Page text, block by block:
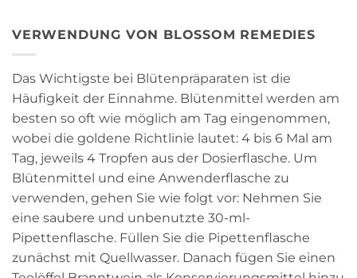
VERWENDUNG VON BLOSSOM REMEDIES
Das Wichtigste bei Blütenpräparaten ist die
Häufigkeit der Einnahme. Blütenmittel werden am
besten so oft wie möglich am Tag eingenommen,
wobei die goldene Richtlinie lautet: 4 bis 6 Mal am
Tag, jeweils 4 Tropfen aus der Dosierflasche. Um
Blütenmittel und eine Anwenderflasche zu
verwenden, gehen Sie wie folgt vor: Nehmen Sie
eine saubere und unbenutzte 30-ml-
Pipettenflasche. Füllen Sie die Pipettenflasche
zunächst mit Quellwasser. Danach fügen Sie einen